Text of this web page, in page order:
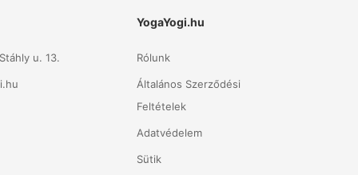
u. 13.
YogaYogi.hu
Rólunk
Általános Szerződési
Feltételek
Adatvédelem
Sütik